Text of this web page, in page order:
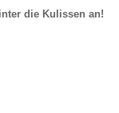
die Kulissen an!